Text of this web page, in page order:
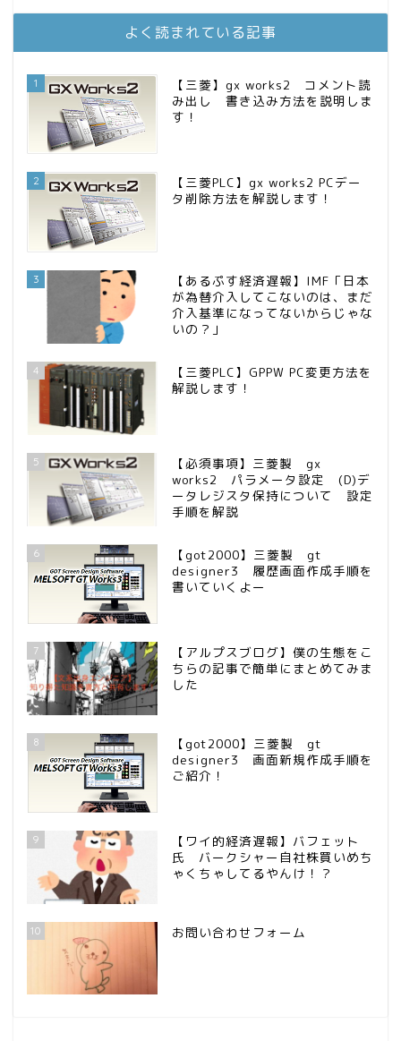
庶民的家族がインデックス投資でセミリタイア目指してみた
よく読まれている記事
1
【三菱】gx works2 コメント読
み出し 書き込み方法を説明しま
す！
2
【三菱PLC】gx works2 PCデー
タ削除方法を解説します！
3
【あるぷす経済遅報】IMF「日本
が為替介入してこないのは、まだ
介入基準になってないからじゃな
いの？」
4
【三菱PLC】GPPW PC変更方法を
解説します！
5
【必須事項】三菱製 gx
works2 パラメータ設定 (D)デ
ータレジスタ保持について 設定
手順を解説
6
【got2000】三菱製 gt
designer3 履歴画面作成手順を
書いていくよー
7
【アルプスブログ】僕の生態をこ
ちらの記事で簡単にまとめてみま
した
8
【got2000】三菱製 gt
designer3 画面新規作成手順を
ご紹介！
9
【ワイ的経済遅報】バフェット
氏 バークシャー自社株買いめち
ゃくちゃしてるやんけ！？
10 お問い合わせフォーム